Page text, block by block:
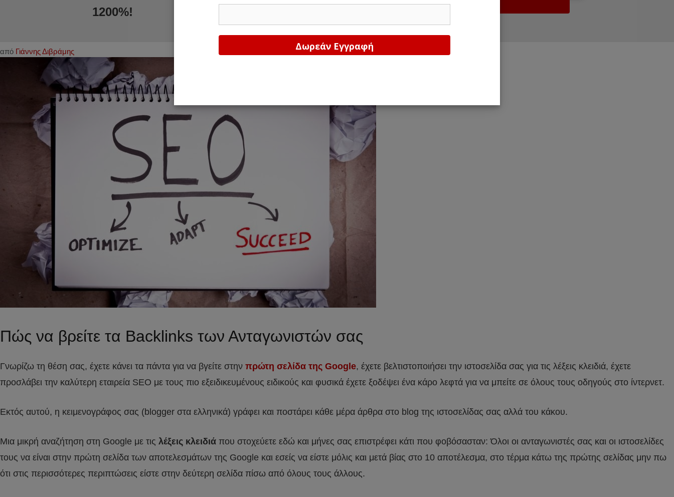
1200%!
από Γιάννης Διβράμης
Πώς να βρείτε τα Backlinks των Ανταγωνιστών σας
Γνωρίζω τη θέση σας, έχετε κάνει τα πάντα για να βγείτε στην πρώτη σελίδα της Google, έχετε βελτιστοποιήσει την ιστοσελίδα σας για τις λέξεις κλειδιά, έχετε
προσλάβει την καλύτερη εταιρεία SEO με τους πιο εξειδικευμένους ειδικούς και φυσικά έχετε ξοδέψει ένα κάρο λεφτά για να μπείτε σε όλους τους οδηγούς στο ίντερνετ.
Εκτός αυτού, η κειμενογράφος σας (blogger στα ελληνικά) γράφει και ποστάρει κάθε μέρα άρθρα στο blog της ιστοσελίδας σας αλλά του κάκου.
Μια μικρή αναζήτηση στη Google με τις λέξεις κλειδιά που στοχεύετε εδώ και μήνες σας επιστρέφει κάτι που φοβόσασταν: Όλοι οι ανταγωνιστές σας και οι ιστοσελίδες
τους να είναι στην πρώτη σελίδα των αποτελεσμάτων της Google και εσείς να είστε μόλις και μετά βίας στο 10 αποτέλεσμα, στο τέρμα κάτω της πρώτης σελίδας μην πω
ότι στις περισσότερες περιπτώσεις είστε στην δεύτερη σελίδα πίσω από όλους τους άλλους.